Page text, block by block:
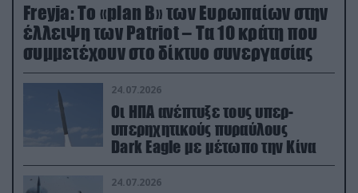
Freyja: Το «plan Β» των Ευρωπαίων στην
έλλειψη των Patriot – Τα 10 κράτη που
συμμετέχουν στο δίκτυο συνεργασίας
24.07.2026
Οι ΗΠΑ ανέπτυξε τους υπερ-
υπερηχητικούς πυραύλους
Dark Eagle με μέτωπο την Κίνα
24.07.2026